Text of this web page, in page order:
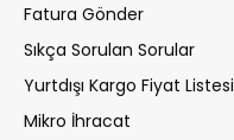
Fatura Gönder
Sıkça Sorulan Sorular
Yurtdışı Kargo Fiyat Listesi
Mikro İhracat